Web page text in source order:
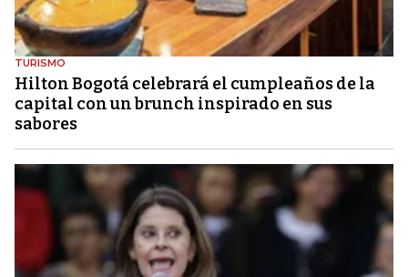
TURISMO
Hilton Bogotá celebrará el cumpleaños de la
capital con un brunch inspirado en sus
sabores